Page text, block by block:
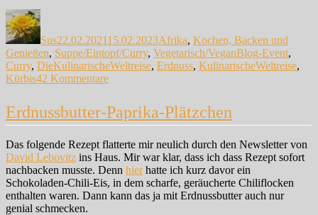
Autor
Sus22.02.202115.02.2023Afrika, Kochen, Backen und
Genießen, Suppe/Eintopf/Curry, Vegetarisch/VeganSchlagwörter
Blog-Event,
Curry, DieKulinarischeWeltreise, Erdnuss, KulinarischeWeltreise,
Kürbis42 Kommentarezu
Erdnuss-
Sauce
Erdnussbutter-Paprika-Plätzchen
Das folgende Rezept flatterte mir neulich durch den Newsletter von
David Lebovitz ins Haus. Mir war klar, dass ich dass Rezept sofort
nachbacken musste. Denn hierhatte ich kurz davor ein
Schokoladen-Chili-Eis, in dem scharfe, geräucherte Chiliflocken
enthalten waren. Dann kann das ja mit Erdnussbutter auch nur
genial schmecken.